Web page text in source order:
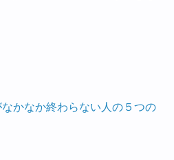
かなか終わらない人の５つの